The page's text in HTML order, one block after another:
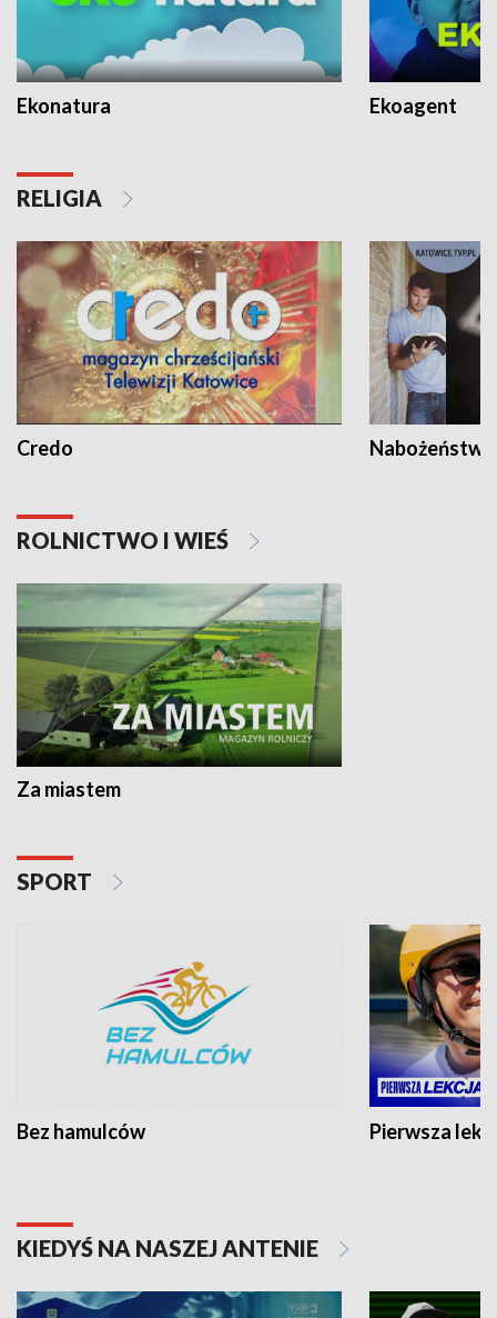
Ekonatura Ekoagent
RELIGIA
Credo
ROLNICTWO I WIEŚ
Za miastem
SPORT
Bez hamulców Pierwsza
KIEDYŚ NA NASZEJ ANTENIE